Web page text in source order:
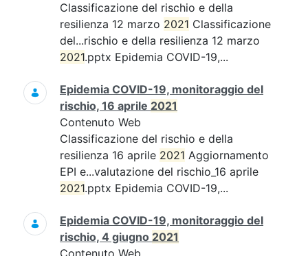
Classificazione del rischio e della
resilienza 12 marzo 2021 Classificazione
del...rischio e della resilienza 12 marzo
2021.pptx Epidemia COVID-19,...
Epidemia COVID-19, monitoraggio del
rischio, 16 aprile 2021
Contenuto Web
Classificazione del rischio e della
resilienza 16 aprile 2021 Aggiornamento
EPI e...valutazione del rischio_16 aprile
2021.pptx Epidemia COVID-19,...
Epidemia COVID-19, monitoraggio del
rischio, 4 giugno 2021
Contenuto Web